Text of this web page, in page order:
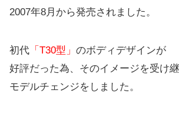
2007年8月から発売されました。
初代 「T30型」 のボディデザインが
好評だった為、そのイメージを受け
モデルチェンジをしました。